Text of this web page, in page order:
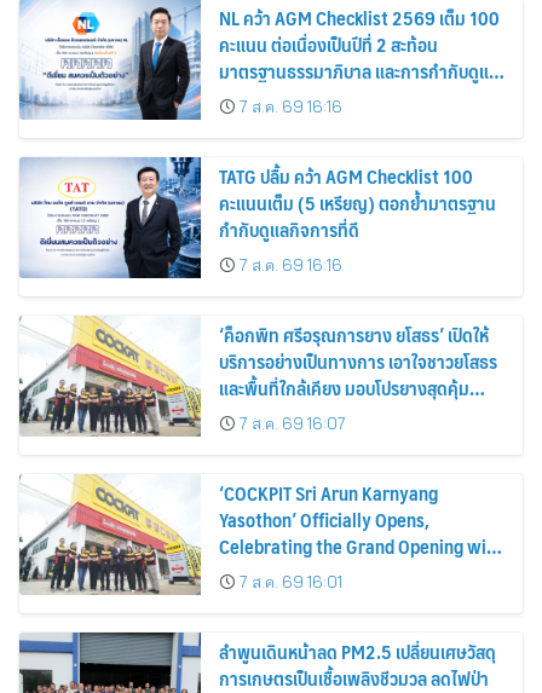
NL คว้า AGM Checklist 2569 เต็ม 100
คะแนน ต่อเนื่องเป็นปีที่ 2 สะท้อน
มาตรฐานธรรมาภิบาล และการกำกับดูแล
กิจการที่ดี
7 ส.ค. 69 16:16
TATG ปลื้ม คว้า AGM Checklist 100
คะแนนเต็ม (5 เหรียญ) ตอกย้ำมาตรฐาน
กำกับดูแลกิจการที่ดี
7 ส.ค. 69 16:16
‘ค็อกพิท ศรีอรุณการยาง ยโสธร’ เปิดให้
บริการอย่างเป็นทางการ เอาใจชาวยโสธร
และพื้นที่ใกล้เคียง มอบโปรยางสุดคุ้ม
ฉลองเปิดสาขาใหม่
7 ส.ค. 69 16:07
‘COCKPIT Sri Arun Karnyang
Yasothon’ Officially Opens,
Celebrating the Grand Opening with
Exclusive Tire Promotions
7 ส.ค. 69 16:01
ลำพูนเดินหน้าลด PM2.5 เปลี่ยนเศษวัสดุ
การเกษตรเป็นเชื้อเพลิงชีวมวล ลดไฟป่า